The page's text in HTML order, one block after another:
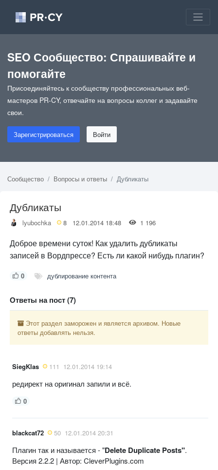
SEO Сообщество: Спрашивайте и
помогайте
Присоединяйтесь к сообществу профессиональных веб-
мастеров PR-CY, отвечайте на вопросы коллег и задавайте
свои.
Зарегистрироваться Войти
Сообщество Вопросы и ответы Дубликаты
Дубликаты
lyubochka 8 12.01.2014 18:48 1 196
Доброе времени суток! Как удалить дубликаты
записей в Вордпрессе? Есть ли какой нибудь плагин?
0 дублирование контента
Ответы на пост (7)
Этот раздел заморожен и является архивом. Новые
ответы добавлять нельзя.
SiegKlas 111 12.01.2014 19:14
редирект на оригинал запили и всё.
0
blackcat72 50 12.01.2014 20:31
Плагин так и называется - "Delete Duplicate Posts".
Версия 2.2.2 | Автор: CleverPlugins.com